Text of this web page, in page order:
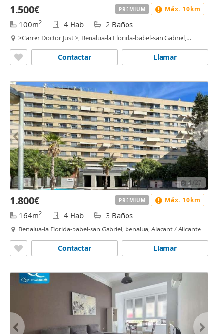
1.500€
100m2 4 Hab 2 Baños
>Carrer Doctor Just >, Benalua-la Florida-babel-san Gabriel,
Llamar
Contactar
PREMIUM Máx. 10km
1/27
1.800€
164m2 4 Hab 3 Baños
Benalua-la Florida-babel-san Gabriel, benalua, Alacant / Alicante
Llamar
Contactar
PREMIUM Máx. 10km